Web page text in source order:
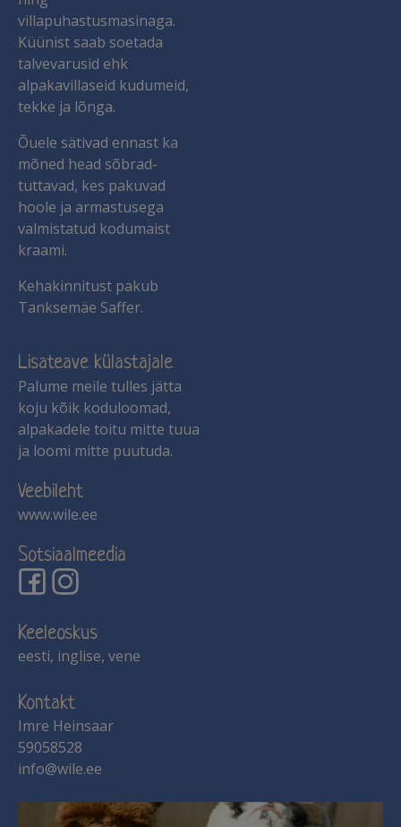
villapuhastusmasinaga.
Küünist saab soetada
talvevarusid ehk
alpakavillaseid kudumeid,
tekke ja lõnga.
Õuele sätivad ennast ka
mõned head sõbrad-
tuttavad, kes pakuvad
hoole ja armastusega
valmistatud kodumaist
kraami.
Kehakinnitust pakub
Tanksemäe Saffer.
Lisateave külastajale
Palume meile tulles jätta
koju kõik koduloomad,
alpakadele toitu mitte tuua
ja loomi mitte puutuda.
Veebileht
www.wile.ee
Sotsiaalmeedia
Keeleoskus
eesti, inglise, vene
Kontakt
Imre Heinsaar
59058528
info@wile.ee